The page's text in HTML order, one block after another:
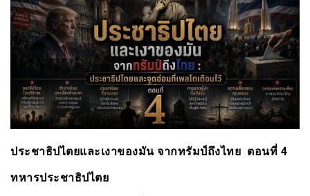
ประชาธิปไตยและเงาของมัน จากทรัมป์ถึงไทย ตอนที่ 4
ทหารประชาธิปไตย